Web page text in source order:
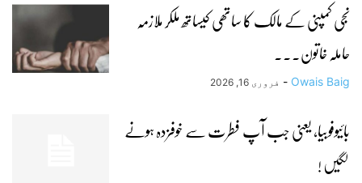
نجی کمپنی کے مالک کا ساتھی کیساتھ ملکر ملازمہ
حاملہ خاتون...
Owais Baig
- فروری 16, 2026
بائیوفوبیا، یعنی جب آپ فطرت سے خوفزدہ ہونے
لگیں !